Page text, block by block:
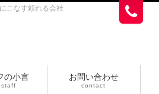
こなす頼れる会社
の小言
staff
お問い合わせ
contact